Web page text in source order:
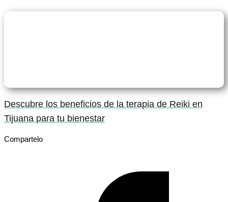
Descubre los beneficios de la terapia de Reiki en
Tijuana para tu bienestar
Compartelo